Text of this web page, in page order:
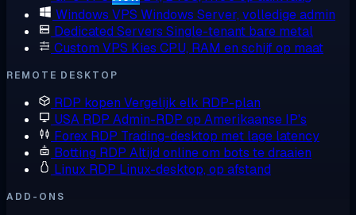
Windows VPS Windows Server, volledige admin
Dedicated Servers Single-tenant bare metal
Custom VPS Kies CPU, RAM en schijf op maat
REMOTE DESKTOP
RDP kopen Vergelijk elk RDP-plan
USA RDP Admin-RDP op Amerikaanse IP's
Forex RDP Trading-desktop met lage latency
Botting RDP Altijd online om bots te draaien
Linux RDP Linux-desktop, op afstand
ADD-ONS